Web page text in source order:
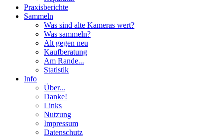
Praxisberichte
Sammeln
Was sind alte Kameras wert?
Was sammeln?
Alt gegen neu
Kaufberatung
Am Rande...
Statistik
Info
Über...
Danke!
Links
Nutzung
Impressum
Datenschutz